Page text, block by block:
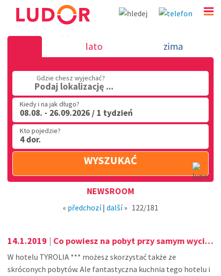
Nowość 14.1.2019 - wakacje we
(32) 720 60 56
lato zima
Gdzie chesz wyjechać?
Podaj lokalizację ...
Kiedy i na jak długo?
08.08. - 26.09.2026 / 1 tydzień
Kto pojedzie?
4 dor.
WYSZUKAĆ
NEWSROOM
« předchozí| další» 122/181
14.1.2019 | Co powiesz na pobyt przy samym wyciągu na szczyt Marmolada, który ma wysokość 3.343 m n.p.m.!
W hotelu TYROLIA *** możesz skorzystać także ze
skróconych pobytów. Ale fantastyczna kuchnia tego hotelu i